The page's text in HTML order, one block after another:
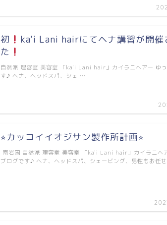
初
ka'i Lani hairにてヘナ講習が開催
た
自然派 理容室 美容室 「ka'i Lani hair」カイラニヘアー ゆ
す♪ ヘナ、ヘッドスパ、シェ …
⭐︎カッコイイオジサン製作所計画⭐︎
南岩国 自然派 理容室 美容室 「ka'i Lani hair」カイラニヘ
ブログです♪ ヘナ、ヘッドスパ、シェービング、男性もお任